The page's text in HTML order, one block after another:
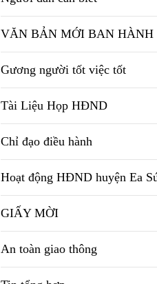
VĂN BẢN MỚI BAN HÀNH
Gương người tốt việc tốt
Tài Liệu Họp HĐND
Chỉ đạo điều hành
Hoạt động HĐND huyện Ea
GIẤY MỜI
An toàn giao thông